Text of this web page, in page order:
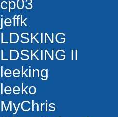
cp03
jeffk
LDSKING
LDSKING II
leeking
leeko
MyChris